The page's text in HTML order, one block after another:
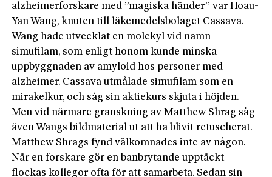
alzheimerforskare med ”magiska händer” var Hoau-
Yan Wang, knuten till läkemedelsbolaget Cassava.
Wang hade utvecklat en molekyl vid namn
simufilam, som enligt honom kunde minska
uppbyggnaden av amyloid hos personer med
alzheimer. Cassava utmålade simufilam som en
mirakelkur, och såg sin aktiekurs skjuta i höjden.
Men vid närmare granskning av Matthew Shrag såg
även Wangs bildmaterial ut att ha blivit retuscherat.
Matthew Shrags fynd välkomnades inte av någon.
När en forskare gör en banbrytande upptäckt
flockas kollegor ofta för att samarbeta. Sedan sin